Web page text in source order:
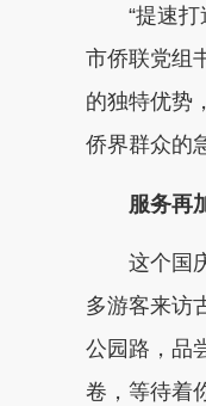
“提速打造
市侨联党组
的独特优势
侨界群众的
服务再
这个国
多游客来访
公园路，品
卷，等待着